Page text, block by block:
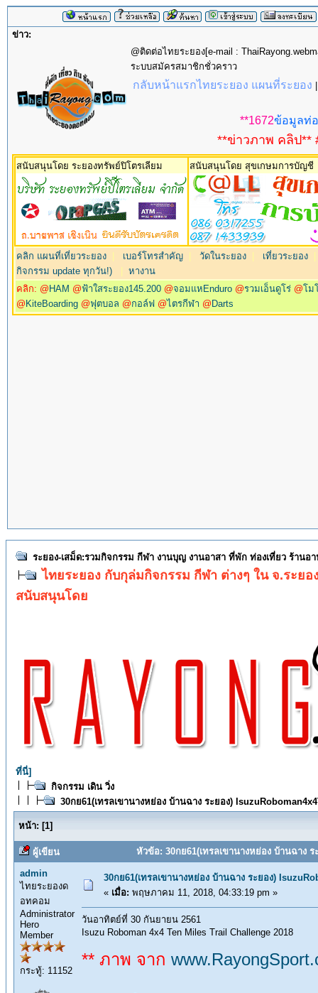
ข่าว:
@ติดต่อไทยระยอง[e-mail :
ระบบสมัครสมาชิกชั่วคราว
กลับหน้าแรกไทยระยอง แผนที่ระยอง
**1672ข้อมูลท่
**ข่าวภาพ คลิป**
สนับสนุนโดย ระยองทรัพย์ปิโตรเลียม สนับสนุนโดย สุขเกษมการบัญชี
คลิก แผนที่เที่ยวระยอง เบอร์โทรสำคัญ วัดในระยอง เที่ยวระยอง
กิจกรรม update ทุกวัน!) |หางาน
คลิก: @ HAM @ฟ้าใสระยอง145.200 @จอมแหEnduro @รวมเอ็นดูโร่ @โม
@ KiteBoarding @ฟุตบอล @กอล์ฟ @ไตรกีฬา @ Darts
ระยอง-เสม็ด:รวมกิจกรรม กีฬา งานบุญ งานอาสา ที่พัก ท่องเที่ยว ร้านอ
ไทยระยอง กับกุล่มกิจกรรม กีฬา ต่างๆ ใน จ.ระยอ
สนับสนุนโดย
ที่นี่]
กิจกรรม เดิน วิ่ง
30กย61(เทรลเขานางหย่อง บ้านฉาง ระยอง)
หน้า: [1]
ผู้เขียน หัวข้อ: 30กย61(เทรลเขานางหย่อง บ้านฉาง
admin
ไทยระยองด
อทคอม
Administrator
Hero
Member
กระทู้: 11152
30กย61(เทรลเขานางหย่อง บ้านฉาง ระยอง)
« เมื่อ: พฤษภาคม 11, 2018, 04:33:19 pm »
วันอาทิตย์ที่ 30 กันยายน 2561
Isuzu Roboman 4x4 Ten Miles Trail Challenge 2018
** ภาพ จาก